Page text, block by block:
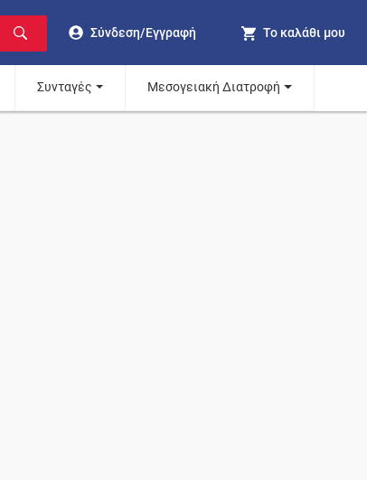
Σύνδεση/Εγγραφή Το καλάθι μου
Συνταγές Μεσογειακή Διατροφή